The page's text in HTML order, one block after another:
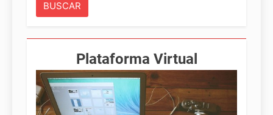
Plataforma Virtual